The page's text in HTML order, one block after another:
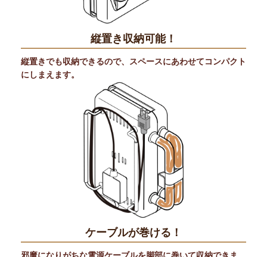
縦置き収納可能！
縦置きでも収納できるので、スペースにあわせてコンパクト
にしまえます。
ケーブルが巻ける！